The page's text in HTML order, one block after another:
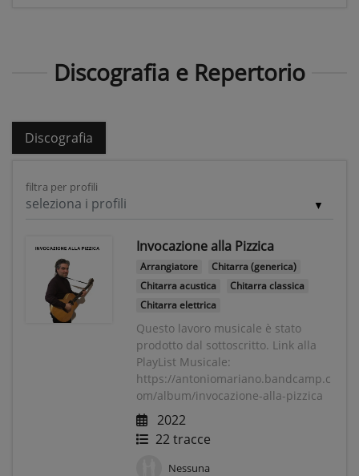
Discografia e Repertorio
Discografia
filtra per profili
seleziona i profili
Invocazione alla Pizzica
Arrangiatore
Chitarra (generica)
Chitarra acustica
Chitarra classica
Chitarra elettrica
Questo lavoro musicale è stato
prodotto dal sottoscritto. Link alla
PlayList Musicale:
https://antoniomariano.bandcamp.c
om/album/invocazione-alla-pizzica
2022
22 tracce
Nessuna